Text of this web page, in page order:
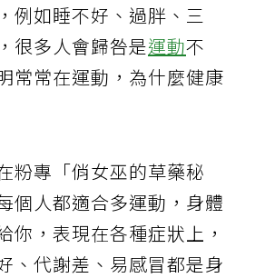
例如睡不好、過胖、三
很多人會歸咎是運動不
常常在運動，為什麼健康
粉專「俏女巫的草藥秘
個人都適合多運動，身體
你，表現在各種症狀上，
、代謝差、易感冒都是身